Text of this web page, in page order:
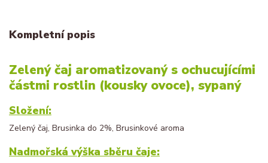
Kompletní popis
Zelený čaj aromatizovaný s ochucujícími
částmi rostlin (kousky ovoce), sypaný
Složení:
Zelený čaj, Brusinka do 2%, Brusinkové aroma
Nadmořská výška sběru čaje: